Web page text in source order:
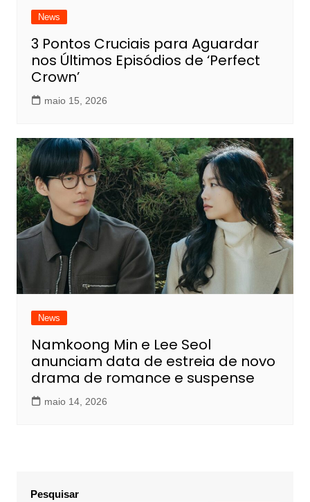
News
3 Pontos Cruciais para Aguardar
nos Últimos Episódios de ‘Perfect
Crown’
maio 15, 2026
News
Namkoong Min e Lee Seol
anunciam data de estreia de novo
drama de romance e suspense
maio 14, 2026
Pesquisar